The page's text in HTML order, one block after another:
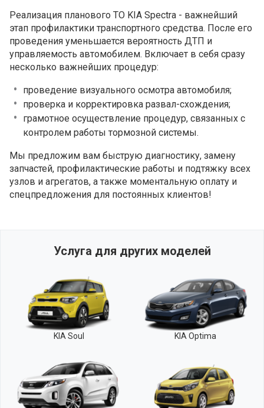
Реализация планового ТО KIA Spectra - важнейший
этап профилактики транспортного средства. После его
проведения уменьшается вероятность ДТП и
управляемость автомобилем. Включает в себя сразу
несколько важнейших процедур:
проведение визуального осмотра автомобиля;
проверка и корректировка развал-схождения;
грамотное осуществление процедур, связанных с
контролем работы тормозной системы.
Мы предложим вам быструю диагностику, замену
запчастей, профилактические работы и подтяжку всех
узлов и агрегатов, а также моментальную оплату и
спецпредложения для постоянных клиентов!
Услуга для других моделей
KIA Soul KIA Optima